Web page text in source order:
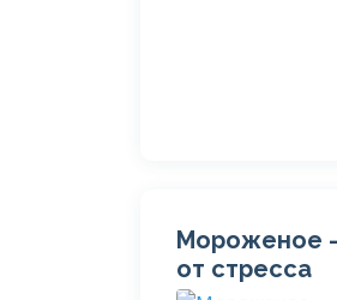
Мороженое
от стресса